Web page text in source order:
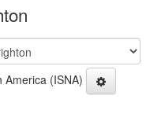
America (ISNA)